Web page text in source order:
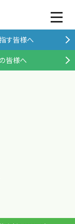
す皆様へ
皆様へ